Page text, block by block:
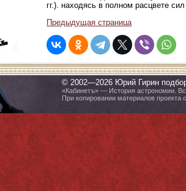
гг.). находясь в полном расцвете
Предыдущая страница
© 2002—2026 Юрий Гирин
«Кабинетъ» — История астрономии.
При копировании материалов проекта